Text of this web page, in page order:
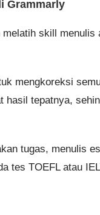
Grammarly
skill
mengkoreksi
hasil tepatnya,
tugas, menulis
tes TOEFL atau